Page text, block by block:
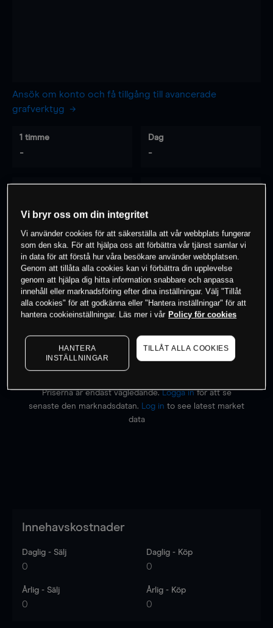
Ansök om konto och få tillgång till avancerade
grafverktyg
1 timme
-
Dag
-
0% av kunderna har en position i detta
instrument
Börja handla
Priserna är endast vägledande.Logga inför att se
senaste den marknadsdatan.
Log in to see latest market
data
Innehavskostnader
Daglig - Sälj
0
Daglig - Köp
0
Årlig - Sälj
0
Årlig - Köp
0
Vi bryr oss om din integritet
Vi använder cookies för att säkerställa att vår webbplats fungerar
som den ska. För att hjälpa oss att förbättra vår tjänst samlar vi
in data för att förstå hur våra besökare använder webbplatsen.
Genom att tillåta alla cookies kan vi förbättra din upplevelse
genom att hjälpa dig hitta information snabbare och anpassa
innehåll eller marknadsföring efter dina inställningar. Välj "Tillåt
alla cookies" för att godkänna eller "Hantera inställningar" för att
hantera cookieinställningar. Läs mer i vår Policy för cookies
HANTERA
INSTÄLLNINGAR
TILLÅT ALLA COOKIES